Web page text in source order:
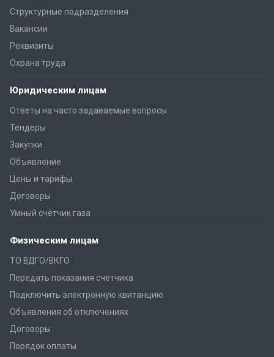
Структурные подразделения
Вакансии
Реквизиты
Охрана труда
Юридическим лицам
Ответы на часто задаваемые вопросы
Тендеры
Закупки
Объявление
Цены и тарифы
Договоры
Умный счётчик газа
Физическим лицам
ТО ВДГО/ВКГО
Передать показания счетчика
Подключить электронную квитанцию
Объявления об отключениях
Договоры
Порядок оплаты